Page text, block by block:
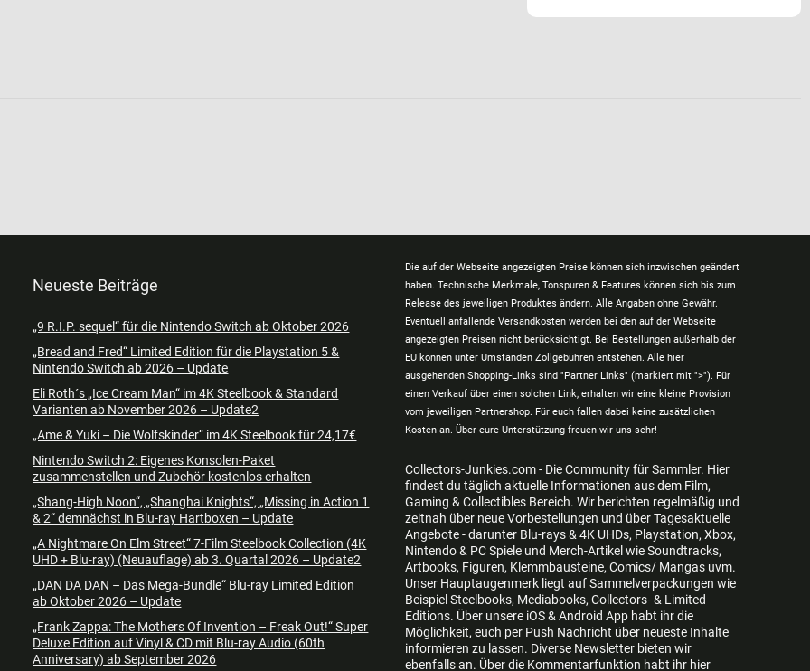
Neueste Beiträge
„9 R.I.P. sequel“ für die Nintendo Switch ab Oktober 2026
„Bread and Fred“ Limited Edition für die Playstation 5 &
Nintendo Switch ab 2026 – Update
Eli Roth´s „Ice Cream Man“ im 4K Steelbook & Standard
Varianten ab November 2026 – Update2
„Ame & Yuki – Die Wolfskinder“ im 4K Steelbook für 24,17€
Nintendo Switch 2: Eigenes Konsolen-Paket
zusammenstellen und Zubehör kostenlos erhalten
„Shang-High Noon“, „Shanghai Knights“, „Missing in Action 1
& 2“ demnächst in Blu-ray Hartboxen – Update
„A Nightmare On Elm Street“ 7-Film Steelbook Collection (4K
UHD + Blu-ray) (Neuauflage) ab 3. Quartal 2026 – Update2
„DAN DA DAN – Das Mega-Bundle“ Blu-ray Limited Edition
ab Oktober 2026 – Update
„Frank Zappa: The Mothers Of Invention – Freak Out!“ Super
Deluxe Edition auf Vinyl & CD mit Blu-ray Audio (60th
Anniversary) ab September 2026
Die auf der Webseite angezeigten Preise können sich inzwischen geändert
haben. Technische Merkmale, Tonspuren & Features können sich bis zum
Release des jeweiligen Produktes ändern. Alle Angaben ohne Gewähr.
Eventuell anfallende Versandkosten werden bei den auf der Webseite
angezeigten Preisen nicht berücksichtigt. Bei Bestellungen außerhalb der
EU können unter Umständen Zollgebühren entstehen. Alle hier
ausgehenden Shopping-Links sind "Partner Links" (markiert mit ">"). Für
einen Verkauf über einen solchen Link, erhalten wir eine kleine Provision
vom jeweiligen Partnershop. Für euch fallen dabei keine zusätzlichen
Kosten an. Über eure Unterstützung freuen wir uns sehr!
Collectors-Junkies.com - Die Community für Sammler. Hier
findest du täglich aktuelle Informationen aus dem Film,
Gaming & Collectibles Bereich. Wir berichten regelmäßig und
zeitnah über neue Vorbestellungen und über Tagesaktuelle
Angebote - darunter Blu-rays & 4K UHDs, Playstation, Xbox,
Nintendo & PC Spiele und Merch-Artikel wie Soundtracks,
Artbooks, Figuren, Klemmbausteine, Comics/ Mangas uvm.
Unser Hauptaugenmerk liegt auf Sammelverpackungen wie
Beispiel Steelbooks, Mediabooks, Collectors- & Limited
Editions. Über unsere iOS & Android App habt ihr die
Möglichkeit, euch per Push Nachricht über neueste Inhalte
informieren zu lassen. Diverse Newsletter bieten wir
ebenfalls an. Über die Kommentarfunktion habt ihr hier